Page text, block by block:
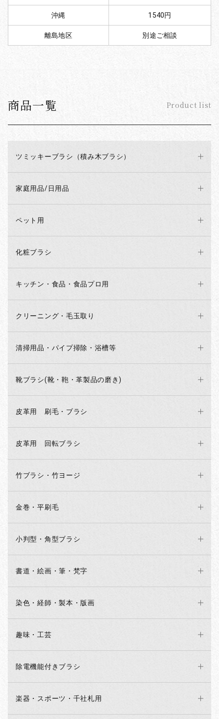
商品一覧 Product list
ツミッキーブラシ（積み木ブラシ）
家庭用品/日用品
ペット用
化粧ブラシ
キッチン・食品・食品プロ用
クリーニング・毛玉取り
清掃用品・パイプ掃除・浴槽等
靴ブラシ(靴・鞄・革製品の磨き)
皮革用 刷毛・ブラシ
皮革用 回転ブラシ
竹ブラシ・竹ヨージ
金巻・平刷毛
小判型・角型ブラシ
書道・絵画・筆・梵字
染色・経師・製本・版画
趣味・工芸
除電機能付きブラシ
楽器・スポーツ・千社札用
沖縄 1540円
離島地区 別途ご相談